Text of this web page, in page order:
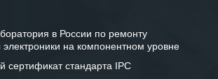
в России по ремонту
на компонентном уровне
сертификат стандарта IPC